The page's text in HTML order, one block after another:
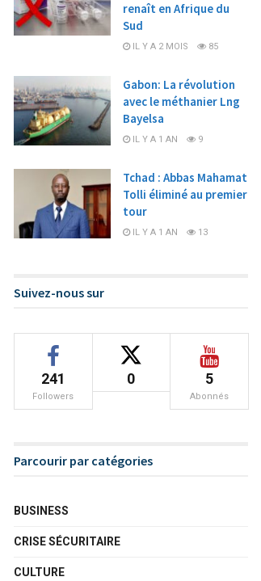
renaît en Afrique du
Sud
IL Y A 2 MOIS 85
Gabon: La révolution
avec le méthanier Lng
Bayelsa
IL Y A 1 AN 9
Tchad : Abbas Mahamat
Tolli éliminé au premier
tour
IL Y A 1 AN 13
Suivez-nous sur
241
Followers
0 5
Abonnés
Parcourir par catégories
BUSINESS
CRISE SÉCURITAIRE
CULTURE